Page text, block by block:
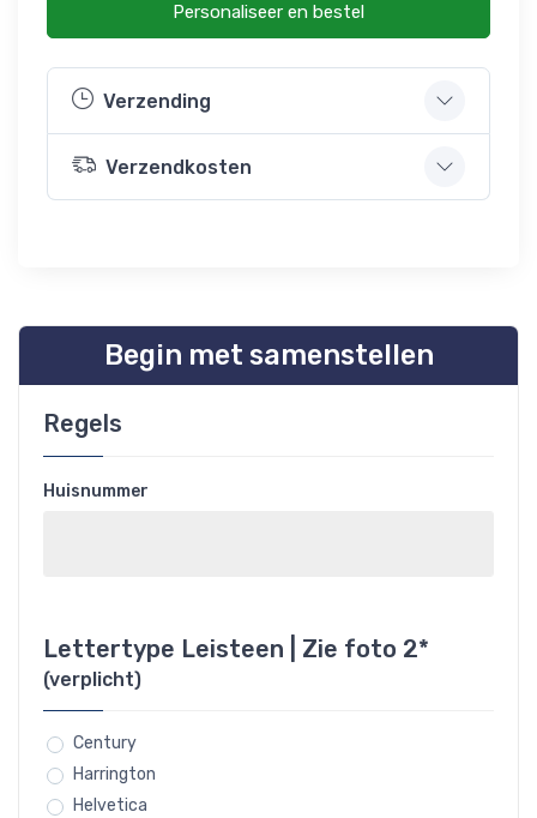
Personaliseer en bestel
Verzending
Verzendkosten
Begin met samenstellen
Regels
Huisnummer
Lettertype Leisteen | Zie foto 2*
(verplicht)
Century
Harrington
Helvetica